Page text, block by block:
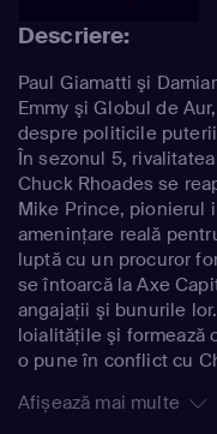
Descriere:
Paul Giamatti şi
Emmy şi Globul de
despre politicile
În sezonul 5,
Chuck Rhoades se
Mike Prince, pionierul
ameninţare reală
luptă cu un procuror
se întoarcă la Axe
angajaţii şi bunurile
loialităţile şi formează
o pune în conflict cu
Afișează mai multe